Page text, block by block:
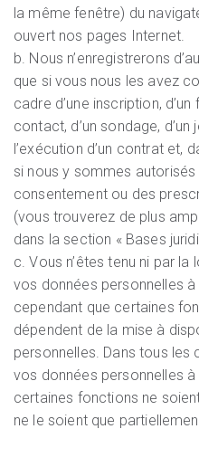
la même fenêtre) du
ouvert nos pages Internet.
b. Nous n’enregistrerons
que si vous nous les avez
cadre d’une inscription,
contact, d’un sondage,
l’exécution d’un contrat et,
si nous y sommes
consentement ou des
(vous trouverez de plus
dans la section « Bases
c. Vous n’êtes tenu ni par
vos données personnelles
cependant que certaines
dépendent de la mise à
personnelles. Dans tous les
vos données personnelles
certaines fonctions ne
ne le soient que